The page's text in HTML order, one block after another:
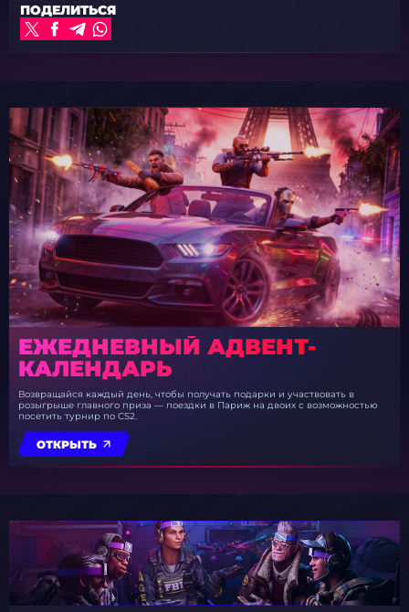
ПОДЕЛИТЬСЯ
ЕЖЕДНЕВНЫЙ АДВЕНТ-
КАЛЕНДАРЬ
Возвращайся каждый день, чтобы получать подарки и участвовать в
розыгрыше главного приза — поездки в Париж на двоих с возможностью
посетить турнир по CS2.
ОТКРЫТЬ